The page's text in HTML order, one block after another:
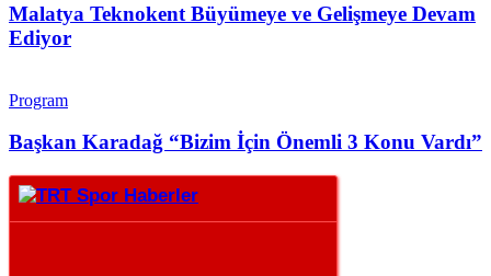
Malatya Teknokent Büyümeye ve Gelişmeye Devam
Ediyor
Program
Başkan Karadağ “Bizim İçin Önemli 3 Konu Vardı”